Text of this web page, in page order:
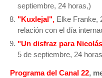
septiembre, 24 horas,)
"Kuxlejal", Elke Franke,
relación con el día
"Un disfraz para
5 de septiembre, 24
Programa del Canal 22,